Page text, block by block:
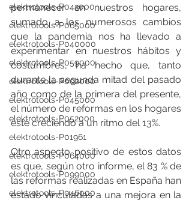
elektrotools-P043000
elektrotools-P065000
elektrotools-P040000
elektrotools-P059000
elektrotools-P002000
elektrotools-P045000
elektrotools-P052000
elektrotools-P01961
elektrotools-P064000
elektrotools-P099000
elektrotools-P046000
permanecer en nuestros hogares,
sumado a los numerosos cambios
que la pandemia nos ha llevado a
experimentar en nuestros hábitos y
costumbres, ha hecho que, tanto
durante la segunda mitad del pasado
año como de la primera del presente,
el número de reformas en los hogares
esté creciendo a un ritmo del 13%.
Otro aspecto positivo de estos datos
es que, según otro informe, el 83 % de
las reformas realizadas en España han
estado vinculadas a una mejora en la